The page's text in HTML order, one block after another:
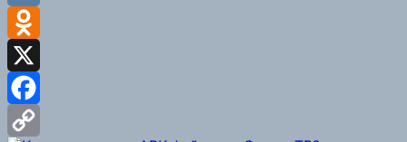
VK
Odnoklassniki
X
Facebook